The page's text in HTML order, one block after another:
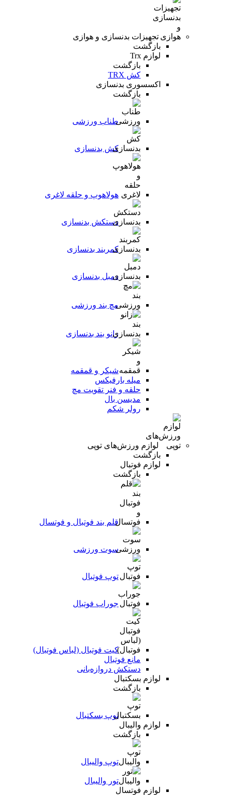
تجهیزات بدنسازی و هوازی
بازگشت
لوازم Trx
بازگشت
کش TRX
اکسسوری بدنسازی
بازگشت
طناب ورزشی
کش بدنسازی
هولاهوپ و حلقه لاغری
دستکش بدنسازی
کمربند بدنسازی
دمبل بدنسازی
مچ بند ورزشی
زانو بند بدنسازی
شیکر و قمقمه
میله بارفیکس
حلقه و فنر تقویت مچ
مدیسن بال
رولر شکم
لوازم ورزش‌های توپی
بازگشت
لوازم فوتبال
بازگشت
قلم بند فوتبال و فوتسال
سوت ورزشی
توپ فوتبال
جوراب فوتبال
کیت فوتبال (لباس فوتبال)
مانع فوتبال
دستکش دروازه‌بانی
لوازم بسکتبال
بازگشت
توپ بسکتبال
لوازم والیبال
بازگشت
توپ والیبال
تور والیبال
لوازم فوتسال